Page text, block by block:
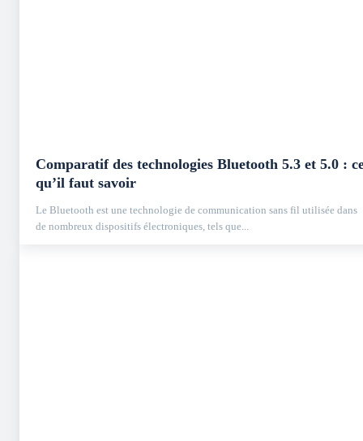
Comparatif des technologies Bluetooth 5.3 et 5.0 :
qu’il faut savoir
Le Bluetooth est une technologie de communication sans fil utilisée dans
de nombreux dispositifs électroniques, tels que...